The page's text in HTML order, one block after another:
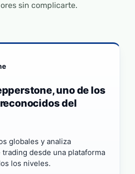
sin complicarte.
uno de los
del
globales y analiza
desde una plataforma
los niveles.